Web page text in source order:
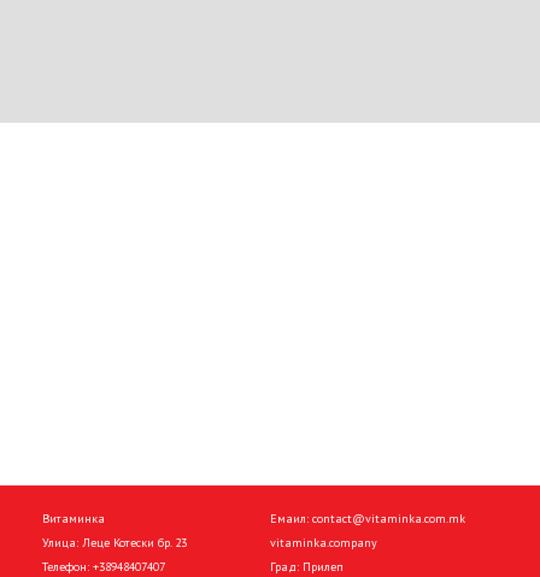
Витаминка
Улица: Леце Котески бр. 23
Телефон: +38948407407
Емаил: contact@vitaminka.com.mk
vitaminka.company
Град: Прилеп